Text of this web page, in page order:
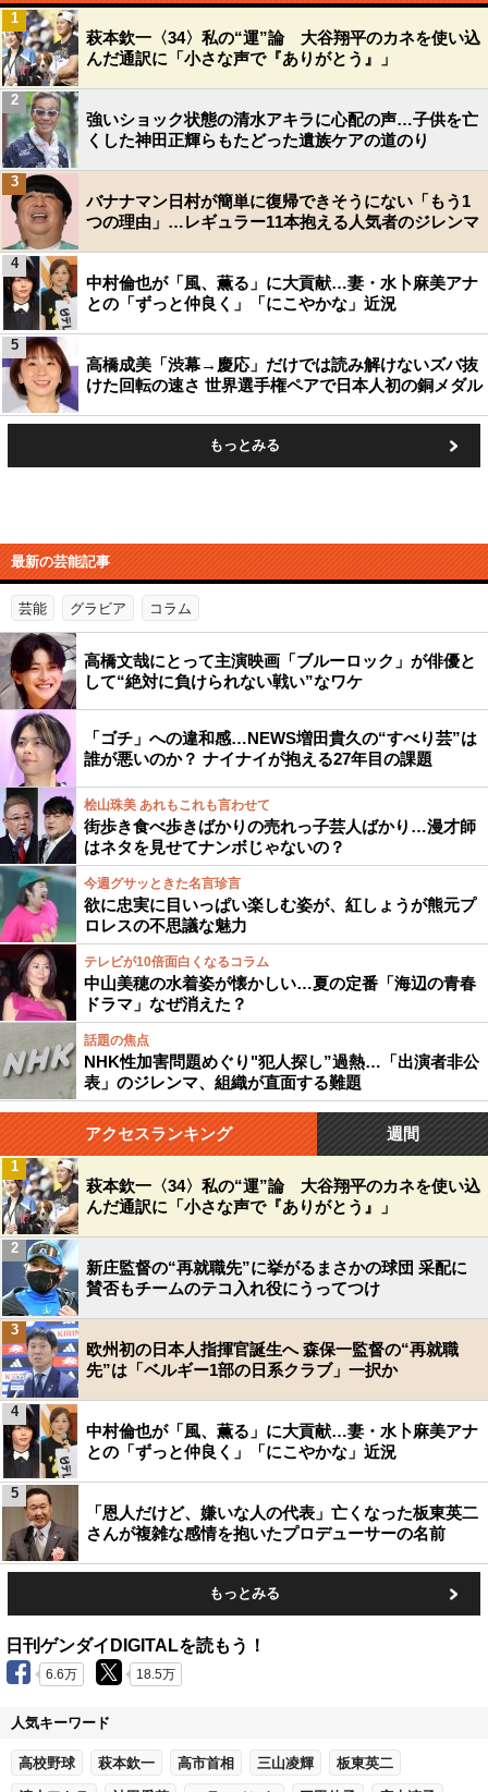
萩本欽一〈34〉私の“運”論 大谷翔平のカネを使い込
んだ通訳に「小さな声で『ありがとう』」
1
強いショック状態の清水アキラに心配の声…子供を亡
くした神田正輝らもたどった遺族ケアの道のり
2
バナナマン日村が簡単に復帰できそうにない「もう1
つの理由」…レギュラー11本抱える人気者のジレンマ
3
中村倫也が「風、薫る」に大貢献…妻・水卜麻美アナ
との「ずっと仲良く」「にこやかな」近況
4
高橋成美「渋幕→慶応」だけでは読み解けないズバ抜
けた回転の速さ 世界選手権ペアで日本人初の銅メダル
5
もっとみる
最新の芸能記事
芸能 グラビア コラム
高橋文哉にとって主演映画「ブルーロック」が俳優と
して“絶対に負けられない戦い”なワケ
「ゴチ」への違和感…NEWS増田貴久の“すべり芸”は
誰が悪いのか？ ナイナイが抱える27年目の課題
桧山珠美 あれもこれも言わせて
街歩き食べ歩きばかりの売れっ子芸人ばかり…漫才師
はネタを見せてナンボじゃないの？
今週グサッときた名言珍言
欲に忠実に目いっぱい楽しむ姿が、紅しょうが熊元プ
ロレスの不思議な魅力
テレビが10倍面白くなるコラム
中山美穂の水着姿が懐かしい…夏の定番「海辺の青春
ドラマ」なぜ消えた？
話題の焦点
NHK性加害問題めぐり"犯人探し”過熱…「出演者非公
表」のジレンマ、組織が直面する難題
アクセスランキング 週間
萩本欽一〈34〉私の“運”論 大谷翔平のカネを使い込
んだ通訳に「小さな声で『ありがとう』」
1
新庄監督の“再就職先”に挙がるまさかの球団 采配に
賛否もチームのテコ入れ役にうってつけ
2
欧州初の日本人指揮官誕生へ 森保一監督の“再就職
先”は「ベルギー1部の日系クラブ」一択か
3
中村倫也が「風、薫る」に大貢献…妻・水卜麻美アナ
との「ずっと仲良く」「にこやかな」近況
4
「恩人だけど、嫌いな人の代表」亡くなった板東英二
さんが複雑な感情を抱いたプロデューサーの名前
5
もっとみる
日刊ゲンダイDIGITALを読もう！
6.6万 18.5万
人気キーワード
高校野球 萩本欽一 高市首相 三山凌輝 板東英二